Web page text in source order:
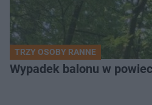
TRZY OSOBY RANNE
Wypadek balonu w